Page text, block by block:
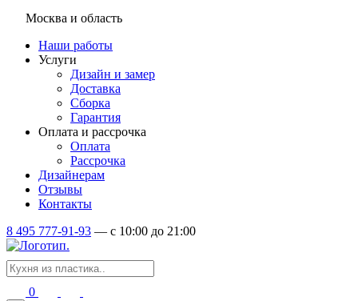
Москва и область
Наши работы
Услуги
Дизайн и замер
Доставка
Сборка
Гарантия
Оплата и рассрочка
Оплата
Рассрочка
Дизайнерам
Отзывы
Контакты
8 495 777-91-93 — c 10:00 до 21:00
0